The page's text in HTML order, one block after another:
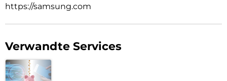
https://samsung.com
Verwandte Services